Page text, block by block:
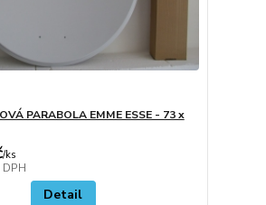
PARABOLA EMME ESSE - 73 x
/ks
Detail